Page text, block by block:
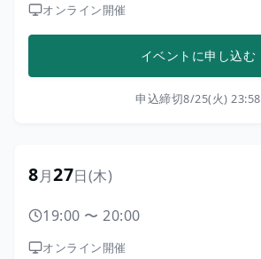
オンライン開催
イベントに申し込む
申込締切8/25(火) 23:58
8月27日(木)
19:00 〜 20:00
オンライン開催